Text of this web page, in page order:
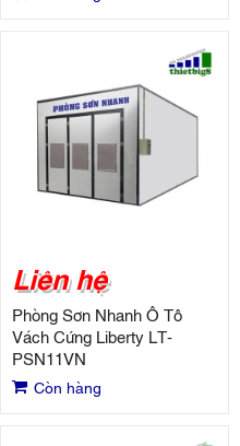
Liên hệ
Phòng Sơn Nhanh Ô Tô
Vách Cứng Liberty LT-
PSN11VN
Còn hàng